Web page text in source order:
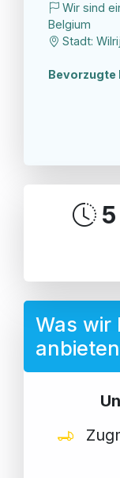
Wir sind
Belgium
Stadt:
Bevorzugte
Was wir